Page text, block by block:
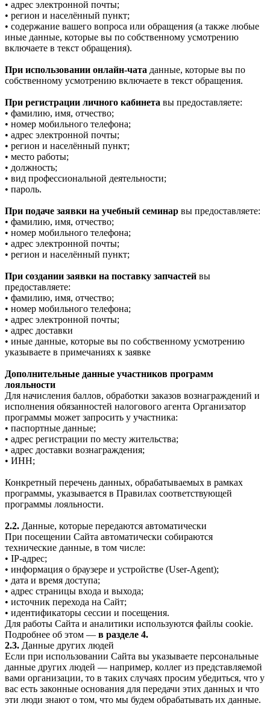
• адрес электронной почты;
• регион и населённый пункт;
• содержание вашего вопроса или обращения (а также любые
иные данные, которые вы по собственному усмотрению
включаете в текст обращения).
При использовании онлайн-чата данные, которые вы по
собственному усмотрению включаете в текст обращения.
При регистрации личного кабинета вы предоставляете:
• фамилию, имя, отчество;
• номер мобильного телефона;
• адрес электронной почты;
• регион и населённый пункт;
• место работы;
• должность;
• вид профессиональной деятельности;
• пароль.
При подаче заявки на учебный семинар вы предоставляете:
• фамилию, имя, отчество;
• номер мобильного телефона;
• адрес электронной почты;
• регион и населённый пункт;
При создании заявки на поставку запчастей вы
предоставляете:
• фамилию, имя, отчество;
• номер мобильного телефона;
• адрес электронной почты;
• адрес доставки
• иные данные, которые вы по собственному усмотрению
указываете в примечаниях к заявке
Дополнительные данные участников программ
лояльности
Для начисления баллов, обработки заказов вознаграждений и
исполнения обязанностей налогового агента Организатор
программы может запросить у участника:
• паспортные данные;
• адрес регистрации по месту жительства;
• адрес доставки вознаграждения;
• ИНН;
Конкретный перечень данных, обрабатываемых в рамках
программы, указывается в Правилах соответствующей
программы лояльности.
2.2. Данные, которые передаются автоматически
При посещении Сайта автоматически собираются
технические данные, в том числе:
• IP-адрес;
• информация о браузере и устройстве (User-Agent);
• дата и время доступа;
• адрес страницы входа и выхода;
• источник перехода на Сайт;
• идентификаторы сессии и посещения.
Для работы Сайта и аналитики используются файлы cookie.
Подробнее об этом — в разделе 4.
2.3. Данные других людей
Если при использовании Сайта вы указываете персональные
данные других людей — например, коллег из представляемой
вами организации, то в таких случаях просим убедиться, что у
вас есть законные основания для передачи этих данных и что
эти люди знают о том, что мы будем обрабатывать их данные.